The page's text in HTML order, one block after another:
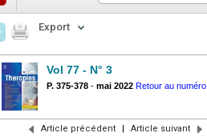
Export
Vol 77 - N° 3
P. 375-378 - mai 2022 Retour au numéro
Article précédent | Article suivant